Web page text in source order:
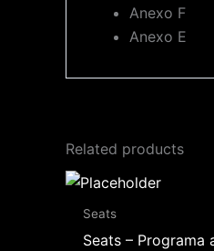
Anexo F
Anexo E
Related products
Seats
Seats – Programa